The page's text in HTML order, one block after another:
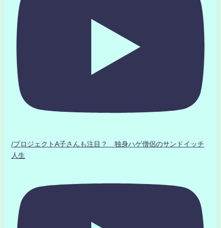
/プロジェクトA子さんも注目？ 独身ハゲ僧侶のサンドイッチ
人生